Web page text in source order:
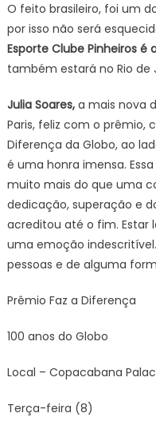
O feito brasileiro, foi um
por isso não será
Esporte Clube Pinheiros é
também estará no Rio de
Julia Soares,a mais nova
Paris, feliz com o prêmio,
Diferença da Globo, ao
é uma honra imensa.
muito mais do que uma
dedicação, superação e
acreditou até o fim. Estar
uma emoção
pessoas e de alguma
Prêmio Faz a Diferença
100 anos do Globo
Local – Copacabana
Terça-feira (8)